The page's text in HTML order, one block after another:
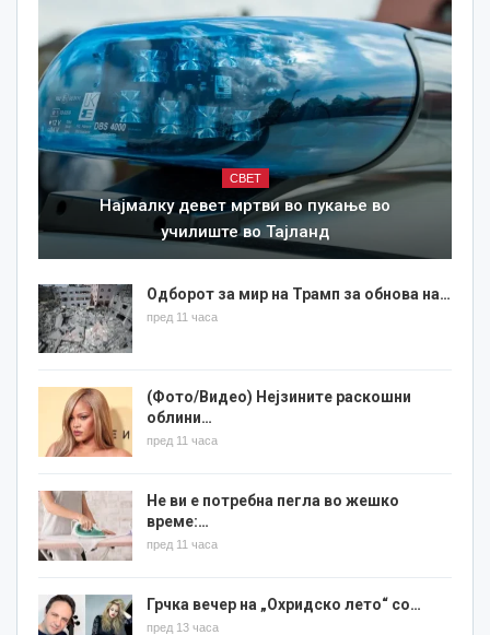
СВЕТ
Најмалку девет мртви во пукање во
училиште во Тајланд
Одборот за мир на Трамп за обнова на…
пред 11 часа
(Фото/Видео) Нејзините раскошни
облини…
пред 11 часа
Не ви е потребна пегла во жешко
време:…
пред 11 часа
Грчка вечер на „Охридско лето“ со…
пред 13 часа